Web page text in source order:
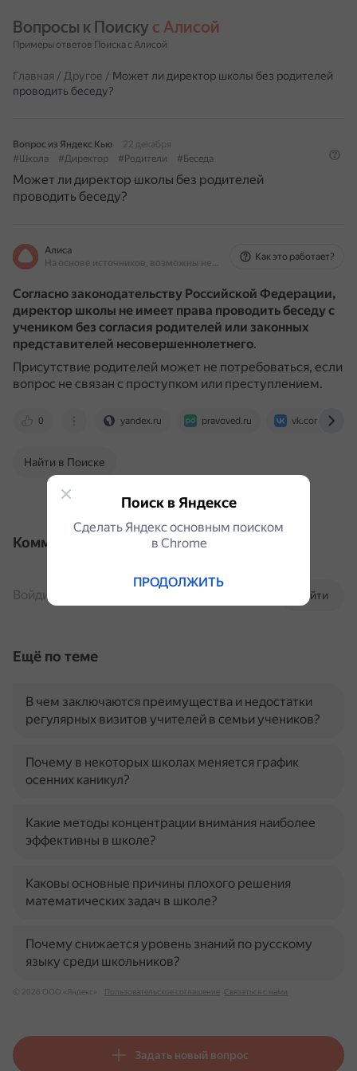
Вопросы к Поиску с Алисой
Примеры ответов Поиска с Алисой
Главная / Другое / Может ли директор школы без родителей
проводить беседу?
Вопрос из Яндекс Кью
22 декабря
#Школа
#Директор #Родители #Беседа
Может ли директор школы без родителей
проводить беседу?
Алиса
На основе источников, возможны неточности
Как это работает?
Согласно законодательству Российской Федерации,
директор школы не имеет права проводить беседу с
учеником без согласия родителей или законных
представителей несовершеннолетнего.
Присутствие родителей может не потребоваться, если
вопрос не связан с проступком или преступлением.
0 yandex.ru pravoved.ru vk.com
Найти в Поиске
Комментарии
Войти
Войдите, чтобы комментировать
Ещё по теме
В чем заключаются преимущества и недостатки
регулярных визитов учителей в семьи учеников?
Почему в некоторых школах меняется график
осенних каникул?
Какие методы концентрации внимания наиболее
эффективны в школе?
Каковы основные причины плохого решения
математических задач в школе?
Почему снижается уровень знаний по русскому
языку среди школьников?
© 2026 ООО «Яндекс» Пользовательское соглашение Связаться с нами
Задать новый вопрос
Поиск в Яндексе
Сделать Яндекс основным поиском
в Сhrome
ПРОДОЛЖИТЬ